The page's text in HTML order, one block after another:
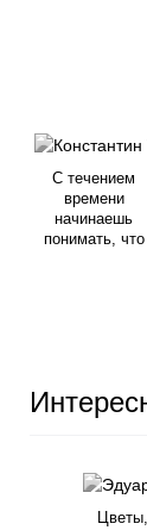
С течением
времени
начинаешь
понимать, что